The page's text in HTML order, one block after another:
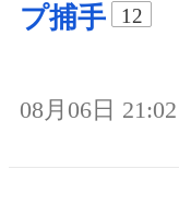
プ捕手
12
08月06日 21:02